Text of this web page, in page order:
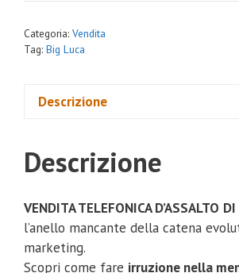
Categoria: Vendita
Tag: Big Luca
Descrizione
Descrizione
VENDITA TELEFONICA D’ASSALTO DI
l’anello mancante della catena
marketing.
Scopri come fare irruzione nella